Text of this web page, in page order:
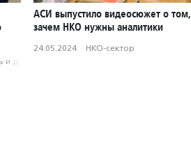
и доброволь­чест­во
АСИ выпустило видеосюжет о том,
зачем НКО нужны аналитики
24.05.2024 · НКО-сектор